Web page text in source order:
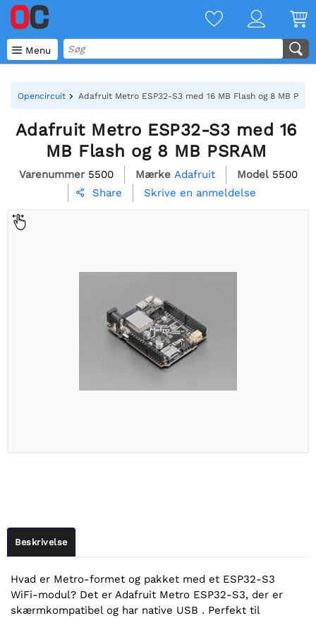
 Menu
Opencircuit Adafruit Metro ESP32-S3 med 16 MB Flash og 8 MB
Adafruit Metro ESP32-S3 med 16
MB Flash og 8 MB PSRAM
Varenummer 5500 Mærke Adafruit Model 5500
 Share Skrive en anmeldelse
Beskrivelse
Hvad er Metro-formet og pakket med et ESP32-S3
WiFi-modul? Det er Adafruit Metro ESP32-S3, der er
skærmkompatibel og har native USB . Perfekt til